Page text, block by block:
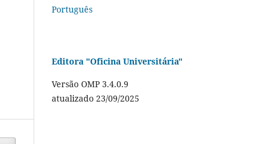
Português
Editora "Oficina Universitária"
Versão OMP 3.4.0.9
atualizado 23/09/2025